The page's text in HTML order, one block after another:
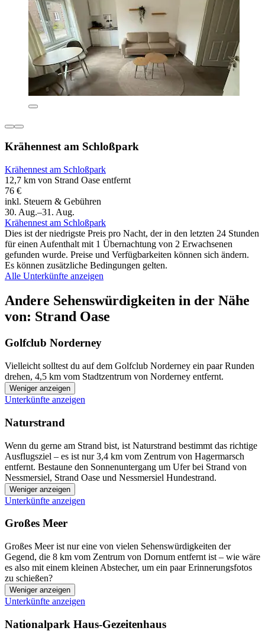
Krähennest am Schloßpark
Krähennest am Schloßpark
12,7 km von Strand Oase entfernt
76 €
inkl. Steuern & Gebühren
30. Aug.–31. Aug.
Krähennest am Schloßpark
Dies ist der niedrigste Preis pro Nacht, der in den letzten 24 Stunden
für einen Aufenthalt mit 1 Übernachtung von 2 Erwachsenen
gefunden wurde. Preise und Verfügbarkeiten können sich ändern.
Es können zusätzliche Bedingungen gelten.
Alle Unterkünfte anzeigen
Andere Sehenswürdigkeiten in der Nähe
von: Strand Oase
Golfclub Norderney
Vielleicht solltest du auf dem Golfclub Norderney ein paar Runden
drehen, 4,5 km vom Stadtzentrum von Norderney entfernt.
Weniger anzeigen
Unterkünfte anzeigen
Naturstrand
Wenn du gerne am Strand bist, ist Naturstrand bestimmt das richtige
Ausflugsziel – es ist nur 3,4 km vom Zentrum von Hagermarsch
entfernt. Bestaune den Sonnenuntergang um Ufer bei Strand von
Nessmersiel, Strand Oase und Nessmersiel Hundestrand.
Weniger anzeigen
Unterkünfte anzeigen
Großes Meer
Großes Meer ist nur eine von vielen Sehenswürdigkeiten der
Gegend, die 8 km vom Zentrum von Dornum entfernt ist – wie wäre
es also mit einem kleinen Abstecher, um ein paar Erinnerungsfotos
zu schießen?
Weniger anzeigen
Unterkünfte anzeigen
Nationalpark Haus-Gezeitenhaus